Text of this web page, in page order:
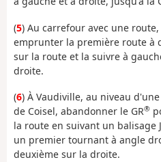
(5) Au carrefour avec une
emprunter la première route à
sur la route et la suivre à
droite.
(6) À Vaudiville, au niveau
de Coisel, abandonner le GR®
la route en suivant un balisage
un premier tournant à angle
deuxième sur la droite.